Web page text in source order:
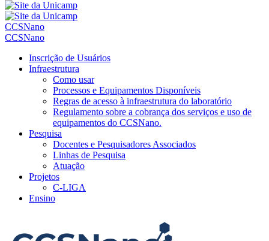
CCSNano
CCSNano
Inscrição de Usuários
Infraestrutura
Como usar
Processos e Equipamentos Disponíveis
Regras de acesso à infraestrutura do laboratório
Regulamento sobre a cobrança dos serviços e uso de
equipamentos do CCSNano.
Pesquisa
Docentes e Pesquisadores Associados
Linhas de Pesquisa
Atuação
Projetos
C-LIGA
Ensino